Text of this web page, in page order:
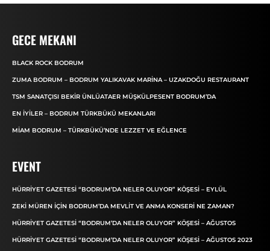
GECE MEKANI
BLACK ROCK BODRUM
ZUMA BODRUM – BODRUM YALIKAVAK MARINA – UZAKDOĞU RESTAURANT
TSM SANATÇISI BEKIR ÜNLÜATAER MÜŞKÜLPESENT BODRUM’DA
EN İYILER – BODRUM TÜRKBÜKÜ MEKANLARI
MIAM BODRUM – TÜRKBÜKÜ’NDE LEZZET VE EĞLENCE
EVENT
HÜRRIYET GAZETESI “BODRUM’DA NELER OLUYOR” KÖŞESI – EYLÜL
ZEKI MÜREN IÇIN BODRUM’DA MEVLIT VE ANMA KONSERI NE ZAMAN?
HÜRRIYET GAZETESI “BODRUM’DA NELER OLUYOR” KÖŞESI – AĞUSTOS
HÜRRIYET GAZETESI “BODRUM’DA NELER OLUYOR” KÖŞESI – AĞUSTOS 2023